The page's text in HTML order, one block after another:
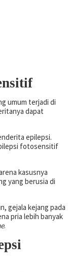
umum terjadi di
dapat
epilepsi.
fotosensitif
kasusnya
yang berusia di
gejala kejang pada
pria lebih banyak
.